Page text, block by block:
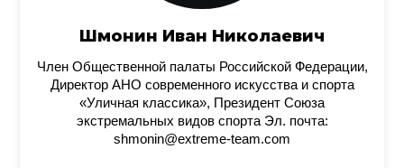
Шмонин Иван Николаевич
Член Общественной палаты Российской Федерации,
Директор АНО современного искусства и спорта
«Уличная классика», Президент Союза
экстремальных видов спорта Эл. почта:
shmonin@extreme-team.com